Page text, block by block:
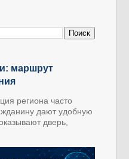
маршрут
региона часто
дают удобную
дверь,